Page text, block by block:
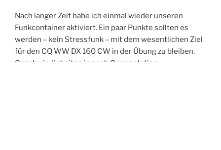
Nach langer Zeit habe ich einmal wieder unseren
Funkcontainer aktiviert. Ein paar Punkte sollten es
werden – kein Stressfunk – mit dem wesentlichen Ziel
für den CQ WW DX 160 CW in der Übung zu bleiben.
Geschwindigkeiten je nach Gegenstation